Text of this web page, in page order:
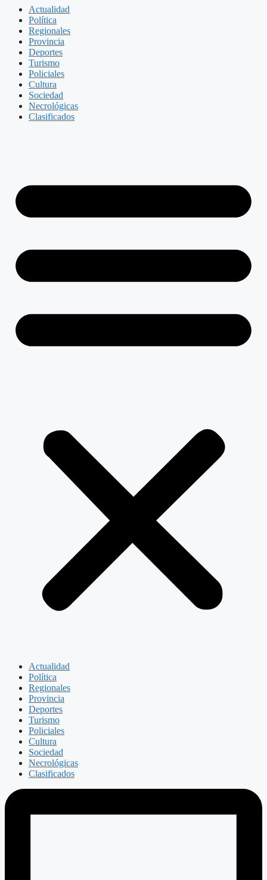
Actualidad
Política
Regionales
Provincia
Deportes
Turismo
Policiales
Cultura
Sociedad
Necrológicas
Clasificados
Actualidad
Política
Regionales
Provincia
Deportes
Turismo
Policiales
Cultura
Sociedad
Necrológicas
Clasificados